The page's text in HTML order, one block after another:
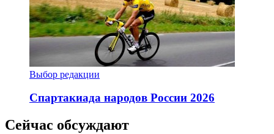
Выбор редакции
Спартакиада народов России 2026
Сейчас обсуждают